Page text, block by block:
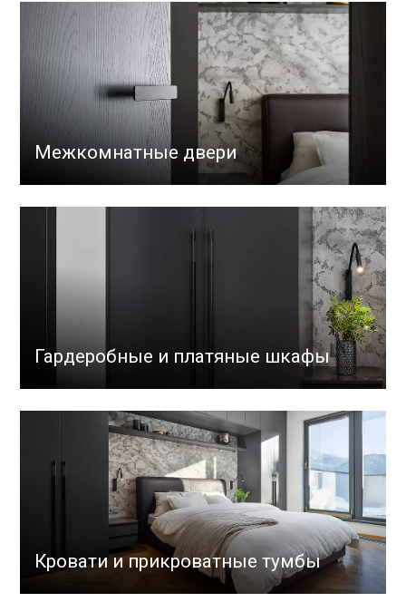
Межкомнатные двери
Гардеробные и платяные шкафы
Кровати и прикроватные тумбы